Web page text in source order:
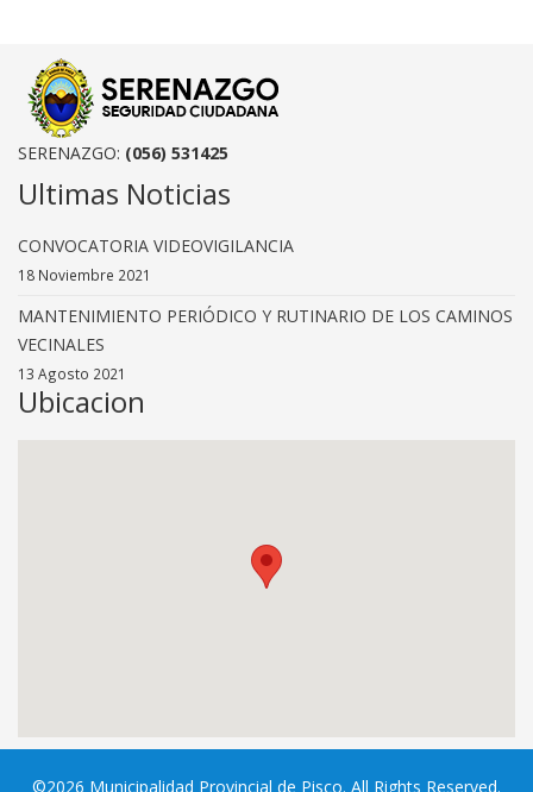
SERENAZGO: (056) 531425
Ultimas Noticias
CONVOCATORIA VIDEOVIGILANCIA
18 Noviembre 2021
MANTENIMIENTO PERIÓDICO Y RUTINARIO DE LOS CAMINOS
VECINALES
13 Agosto 2021
Ubicacion
©2026 Municipalidad Provincial de Pisco. All Rights Reserved.